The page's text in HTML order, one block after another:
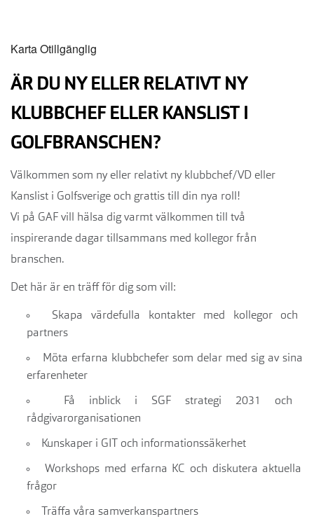
Karta Otillgänglig
ÄR DU NY ELLER RELATIVT NY
KLUBBCHEF ELLER KANSLIST I
GOLFBRANSCHEN?
Välkommen som ny eller relativt ny klubbchef/VD eller
Kanslist i Golfsverige och grattis till din nya roll!
Vi på GAF vill hälsa dig varmt välkommen till två
inspirerande dagar tillsammans med kollegor från
branschen.
Det här är en träff för dig som vill:
Skapa värdefulla kontakter med kollegor och
partners
Möta erfarna klubbchefer som delar med sig av sina
erfarenheter
Få inblick i SGF strategi 2031 och
rådgivarorganisationen
Kunskaper i GIT och informationssäkerhet
Workshops med erfarna KC och diskutera aktuella
frågor
Träffa våra samverkanspartners